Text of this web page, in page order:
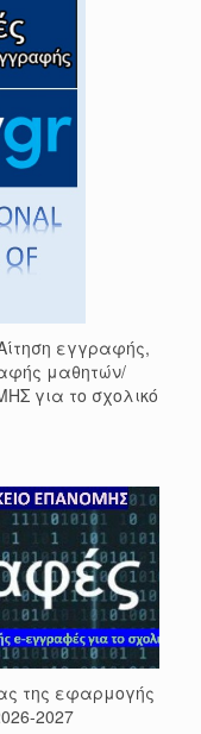
εγγραφής,
μαθητών/
για το σχολικό
της εφαρμογής
2027